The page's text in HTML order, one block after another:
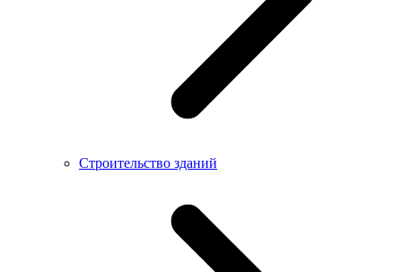
Строительство зданий